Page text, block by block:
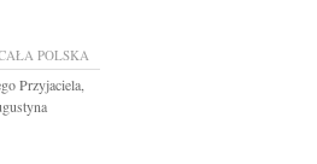
POLSKA
Przyjaciela,